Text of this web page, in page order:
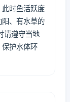
时鱼活跃度
、有水草的
请遵守当地
护水体环